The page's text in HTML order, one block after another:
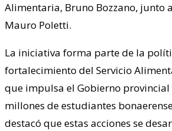
Alimentaria, Bruno Bozzano, junto
Mauro Poletti.
La iniciativa forma parte de la
fortalecimiento del Servicio
que impulsa el Gobierno provincial
millones de estudiantes
destacó que estas acciones se